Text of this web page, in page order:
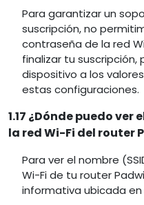
Para garantizar un
suscripción, no
contraseña de la red
finalizar tu
dispositivo a los
estas configuraciones.
1.17 ¿Dónde puedo
la red Wi-Fi del router
Para ver el nombre
Wi-Fi de tu router
informativa ubicada en